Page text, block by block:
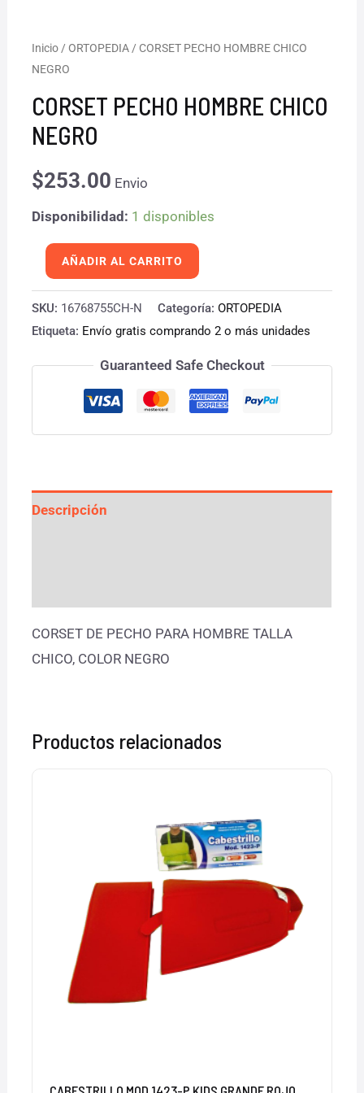
Inicio /ORTOPEDIA / CORSET PECHO HOMBRE CHICO
NEGRO
CORSET PECHO HOMBRE CHICO
NEGRO
$253.00 Envio
Disponibilidad: 1 disponibles
CORSET
PECHO
HOMBRE
CHICO
NEGRO
cantidad
AÑADIR AL CARRITO
SKU: 16768755CH-N Categoría:ORTOPEDIA
Etiqueta: Envío gratis comprando 2 o más unidades
Guaranteed Safe Checkout
Descripción
CORSET DE PECHO PARA HOMBRE TALLA
CHICO, COLOR NEGRO
Productos relacionados